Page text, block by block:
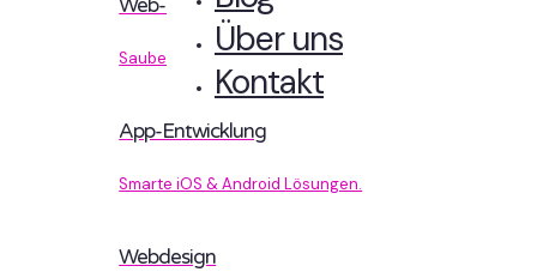
Über uns
Kontakt
Web-Entwicklung
Sauberer Code, der performt.
App-Entwicklung
Smarte iOS & Android Lösungen.
Webdesign